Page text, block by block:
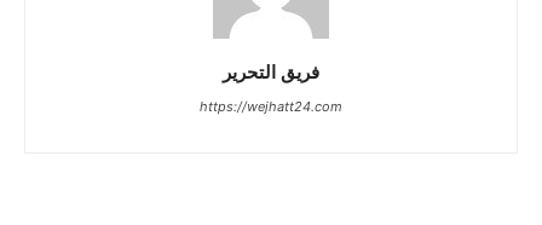
فريق التحرير
https://wejhatt24.com